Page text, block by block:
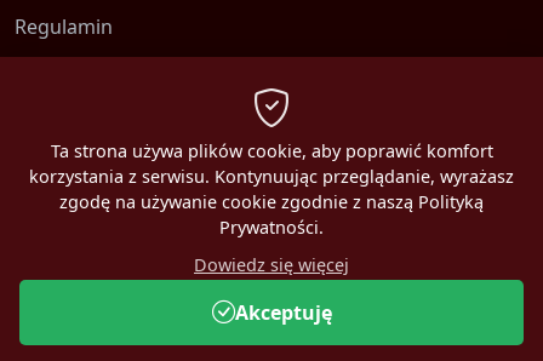
Regulamin
CMS MBEST
Ta strona używa plików cookie, aby poprawić komfort
korzystania z serwisu. Kontynuując przeglądanie, wyrażasz
zgodę na używanie cookie zgodnie z naszą Polityką
Prywatności.
Dowiedz się więcej
Akceptuję